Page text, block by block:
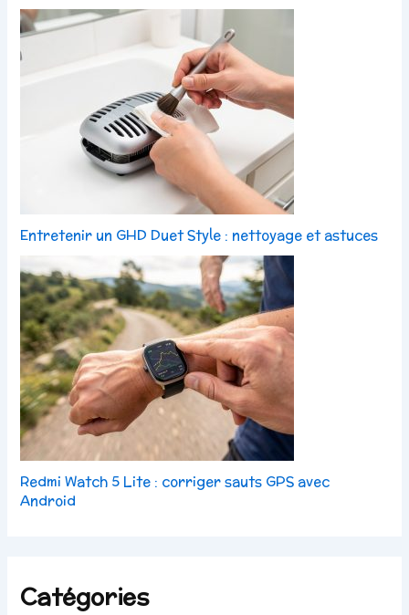
Entretenir un GHD Duet Style : nettoyage et astuces
Redmi Watch 5 Lite : corriger sauts GPS avec
Android
Catégories